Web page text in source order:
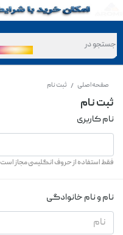
صفحه اصلی / ثبت نام
ثبت نام
نام کاربری
فقط استفاده از حروف انگلیسی مجاز است
نام و نام خانوادگی